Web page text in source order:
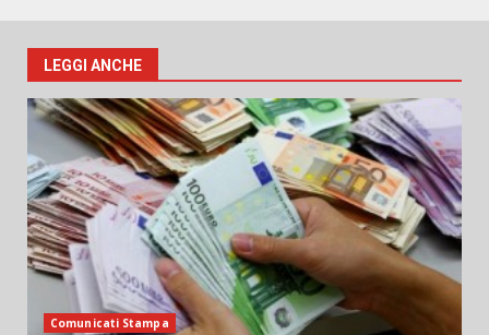
LEGGI ANCHE
Comunicati Stampa